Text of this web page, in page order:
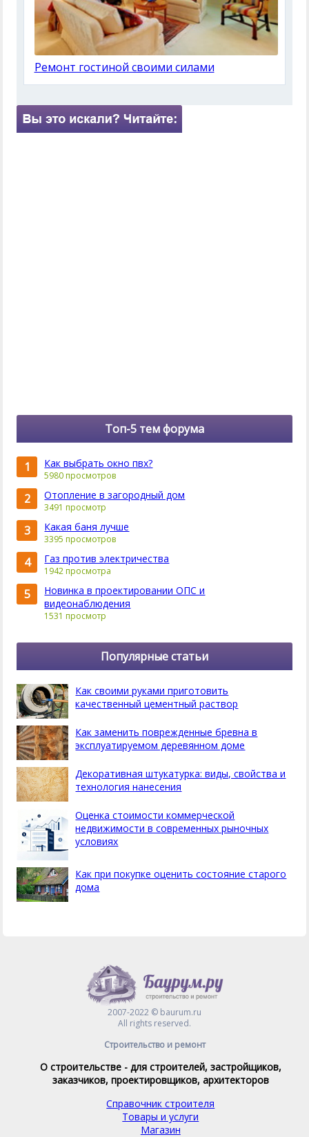
Ремонт гостиной своими силами
Топ-5 тем форума
1 Как выбрать окно пвх?
5980 просмотров
2 Отопление в загородный дом
3491 просмотр
3 Какая баня лучше
3395 просмотров
4 Газ против электричества
1942 просмотра
5
Новинка в проектировании ОПС и
видеонаблюдения
1531 просмотр
Популярные статьи
Как своими руками приготовить
качественный цементный раствор
Как заменить поврежденные бревна в
эксплуатируемом деревянном доме
Декоративная штукатурка: виды, свойства и
технология нанесения
Оценка стоимости коммерческой
недвижимости в современных рыночных
условиях
Как при покупке оценить состояние старого
дома
2007-2022 © baurum.ru
All rights reserved.
Строительство и ремонт
О строительстве - для строителей, застройщиков,
заказчиков, проектировщиков, архитекторов
Справочник строителя
Товары и услуги
Магазин